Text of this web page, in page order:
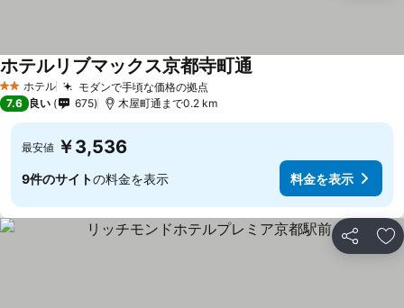
2 ホテルのランク
ホテル モダンで手頃な価格の拠点
ホテルリブマックス京都寺町通
7.6 良い 675 木屋町通まで0.2 km
最安値 ￥3,536
9件のサイトの料金を表示 料金を表示
シェア お